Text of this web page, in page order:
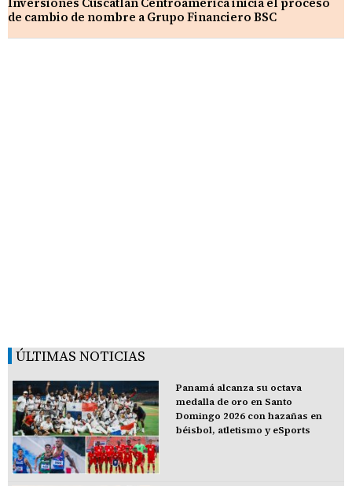
de cambio de nombre a Grupo Financiero BSC
ÚLTIMAS NOTICIAS
Panamá alcanza su octava
medalla de oro en Santo
Domingo 2026 con hazañas en
béisbol, atletismo y eSports